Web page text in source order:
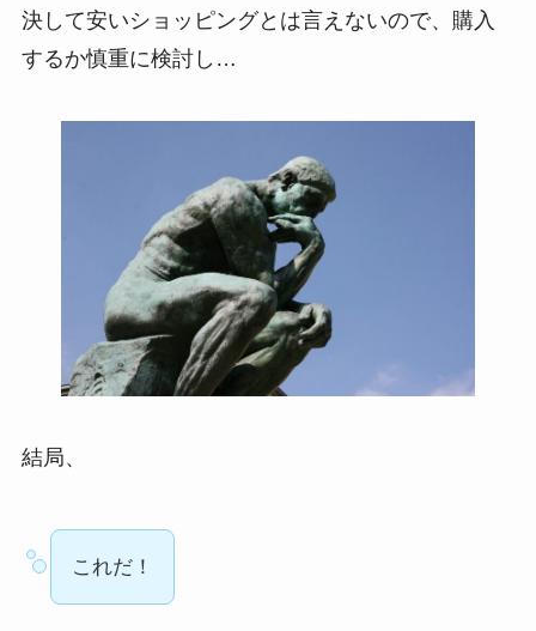
決して安いショッピングとは言えないので、購入
するか慎重に検討し…
結局、
これだ！